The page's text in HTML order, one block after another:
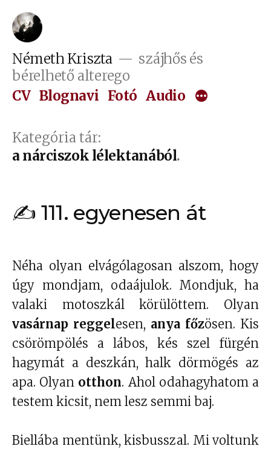
Tartalomhoz
Németh Kriszta
szájhős és
bérelhető alterego
CV Blognavi Fotó Audio
Kategória tár:
a nárciszok lélektanából
✍ 111. egyenesen át
Néha olyan elvágólagosan alszom, hogy
úgy mondjam, odaájulok. Mondjuk, ha
valaki motoszkál körülöttem. Olyan
vasárnap reggelesen, anya főzösen. Kis
csörömpölés a lábos, kés szel fürgén
hagymát a deszkán, halk dörmögés az
apa. Olyan otthon. Ahol odahagyhatom a
testem kicsit, nem lesz semmi baj.
Biellába mentünk, kisbusszal. Mi voltunk